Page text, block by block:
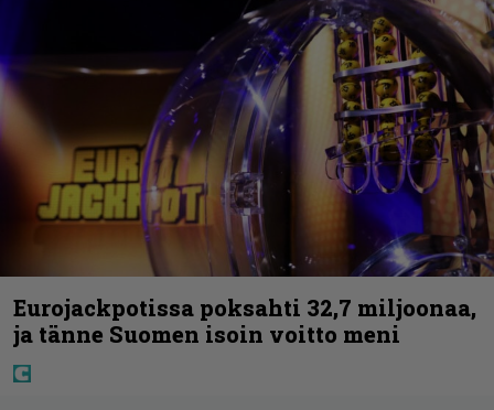
Eurojackpotissa poksahti 32,7 miljoonaa,
ja tänne Suomen isoin voitto meni